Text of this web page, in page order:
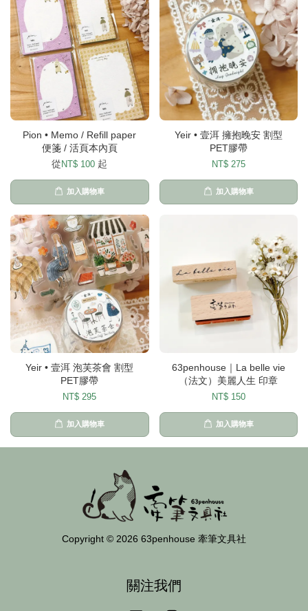
Pion • Memo / Refill paper
便箋 / 活頁本內頁
從 NT$ 100 起
加入購物車
Yeir • 壹洱 擁抱晚安 割型
PET膠帶
NT$ 275
加入購物車
Yeir • 壹洱 泡芙茶會 割型
PET膠帶
NT$ 295
加入購物車
63penhouse｜La belle vie
（法文）美麗人生 印章
NT$ 150
加入購物車
Copyright © 2026 63penhouse 牽筆文具社
關注我們